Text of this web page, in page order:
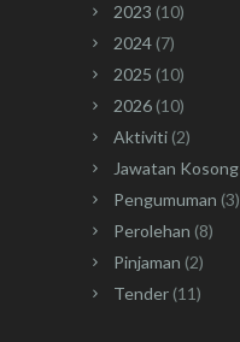
2023 (10)
2024 (7)
2025 (10)
2026 (10)
Aktiviti (2)
Jawatan Kosong
Pengumuman (3)
Perolehan (8)
Pinjaman (2)
Tender (11)